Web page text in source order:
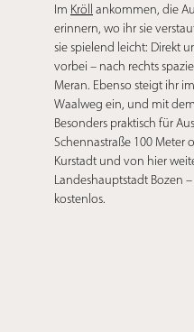
Im Kröll ankommen, die
erinnern, wo ihr sie
sie spielend leicht: Direkt
vorbei – nach rechts
Meran. Ebenso steigt ihr
Waalweg ein, und mit dem
Besonders praktisch für
Schennastraße 100 Meter
Kurstadt und von hier
Landeshauptstadt Bozen
kostenlos.